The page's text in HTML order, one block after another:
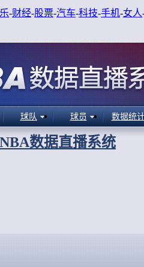
-财经-股票-汽车-科技-手机-女人
球队 球员 数据统
NBA数据直播系统